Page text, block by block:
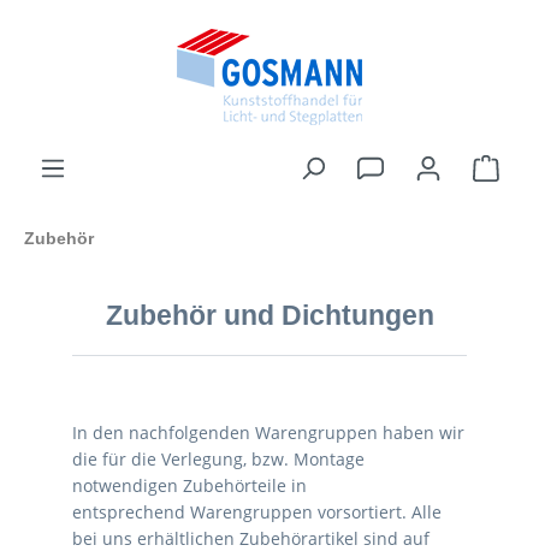
Zubehör
Zubehör und Dichtungen
In den nachfolgenden Warengruppen haben wir
die für die Verlegung, bzw. Montage
notwendigen Zubehörteile in
entsprechend Warengruppen vorsortiert. Alle
bei uns erhältlichen Zubehörartikel sind auf